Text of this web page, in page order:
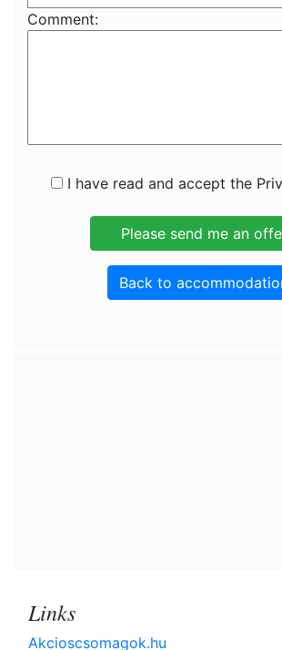
Comment:
I have read and accept the
Back to
Links
Akcioscsomagok.hu